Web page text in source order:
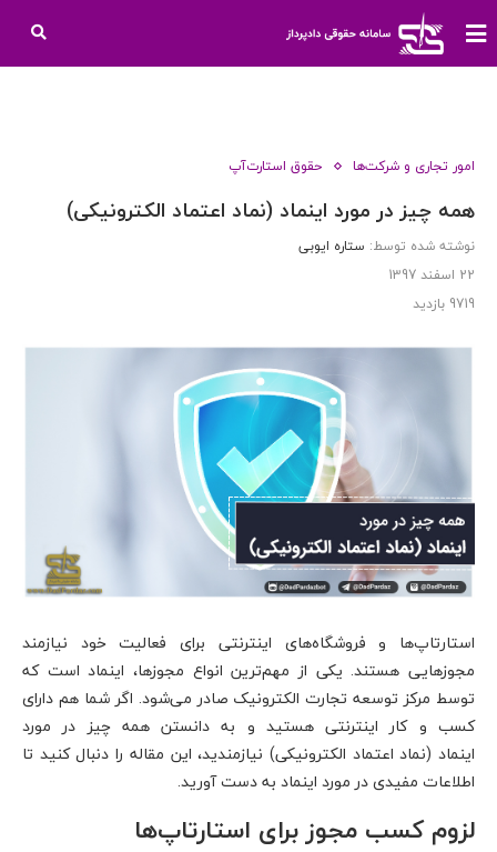
امور تجاری و شرکت‌ها حقوق استارت‌آپ
همه چیز در مورد اینماد (نماد اعتماد الکترونیکی)
نوشته شده توسط: ستاره ایوبی
22 اسفند 1397
9719 بازدید
استارتاپ‌ها و فروشگاه‌های اینترنتی برای فعالیت خود نیازمند
مجوزهایی هستند. یکی از مهم‌ترین انواع مجوزها، اینماد است که
توسط مرکز توسعه تجارت الکترونیک صادر می‌شود. اگر شما هم دارای
کسب و کار اینترنتی هستید و به دانستن همه چیز در مورد
اینماد (نماد اعتماد الکترونیکی) نیازمندید، این مقاله را دنبال کنید تا
اطلاعات مفیدی در مورد اینماد به دست آورید.
لزوم کسب مجوز برای استارتاپ‌ها